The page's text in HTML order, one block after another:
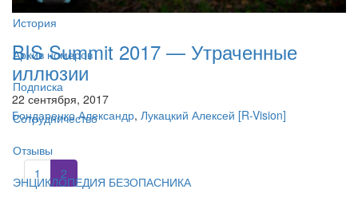
История
Архив номеров
Подписка
Сотрудничество
Отзывы
ЭНЦИКЛОПЕДИЯ БЕЗОПАСНИКА
BIS Summit 2017 — Утраченные
иллюзии
22 сентября, 2017
Бондаренко Александр, Лукацкий Алексей [R-Vision]
1 2